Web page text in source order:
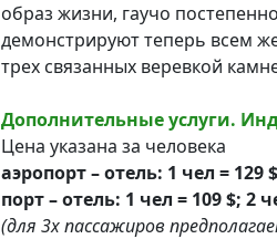
образ жизни, гаучо
демонстрируют теперь всем
трех связанных веревкой
Дополнительные услуги.
Цена указана за человека
аэропорт – отель: 1 чел = 129
порт – отель: 1 чел = 109 $; 2
(для 3х пассажиров